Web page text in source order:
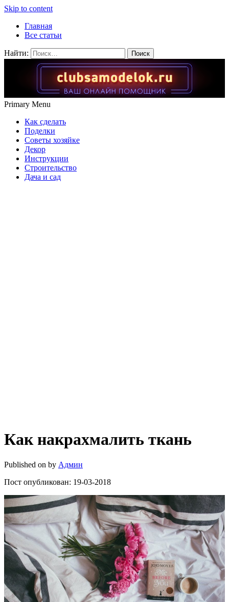
Skip to content
Главная
Все статьи
Найти:
Primary Menu
Как сделать
Поделки
Советы хозяйке
Декор
Инструкции
Строительство
Дача и сад
Как накрахмалить ткань
Published on by Админ
Пост опубликован: 19-03-2018